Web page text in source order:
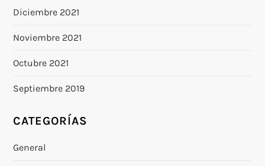
Diciembre 2021
Noviembre 2021
Octubre 2021
Septiembre 2019
CATEGORÍAS
General